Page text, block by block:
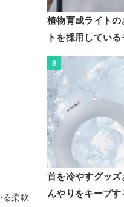
る柔軟
植物育成ライト
トを採用してい
8
首を冷やすグッ
んやりをキープす